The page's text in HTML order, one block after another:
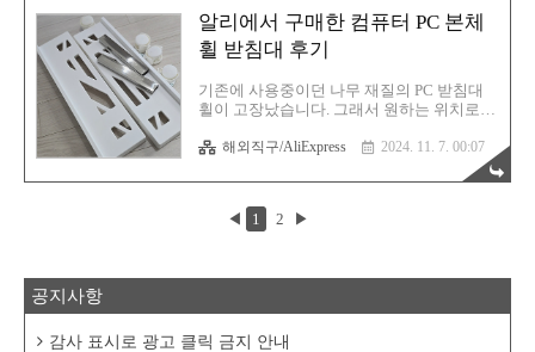
고 있음에도 아직까지 습관으로 만들지 못한
게 하나 있어요. 바로 사진 찍기입니다. 스마
트폰은 아마 대부분 사람들이 가지고 있을
겁니다. 그리고 스마트폰에는 카메라가 달려
있죠. 따라서 사진 찍는 건 그저 카메라 앱을
실행 후 터치 한 방이면 끝입니다. 이 간단한
걸 저는 아직도 습관으로 만들지 못했습니
다. 이런 나쁜 생각 때문입니다. '어차피 글로
쓸 거 같지 않은데 이건... ..
알리에서 구매한 컴퓨터 PC 본체
휠 받침대 후기
기존에 사용중이던 나무 재질의 PC 받침대
휠이 고장났습니다. 그래서 원하는 위치로
생각해보면 솔직히 PC 본체를 얼마나 자주
위치를 이동시키겠습니까? 사실 없어도 되
지만 잘 있다가 없으면 뭔가 허전한 느낌이
들 것 같았습니다. 게다가 원래 계륵같은 존
재들이 있다가 없으면 더 크게 와닿는 법이
습니다. 핵심은 양쪽을 연결해주는 알미늄
넣어주면 끝입니다. 그리고 조여줍니다. 바
퀴도 달아주고요. 바퀴 중 일부는 브레이크
해외직구/AliExpress 2024. 11. 7. 00:07
◀ 1 2 ▶
공지사항
감사 표시로 광고 클릭 금지 안내